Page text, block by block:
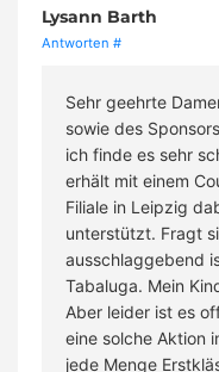
Lysann Barth
Antworten #
Sehr geehrte
sowie des
ich finde es sehr
erhält mit einem
Filiale in Leipzig
unterstützt. Fragt
ausschlaggebend
Tabaluga. Mein
Aber leider ist es
eine solche Aktion
jede Menge